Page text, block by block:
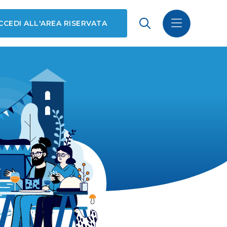
ALL'AREA RISERVATA